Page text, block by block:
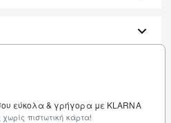
εύκολα & γρήγορα με KLARNA
πιστωτική κάρτα!